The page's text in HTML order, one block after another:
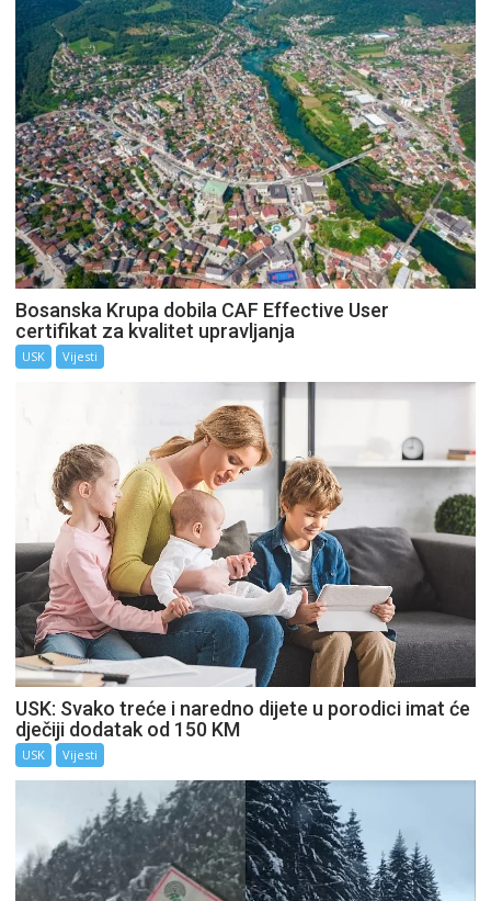
Bosanska Krupa dobila CAF Effective User
certifikat za kvalitet upravljanja
USK Vijesti
USK: Svako treće i naredno dijete u porodici imat će
dječiji dodatak od 150 KM
USK Vijesti